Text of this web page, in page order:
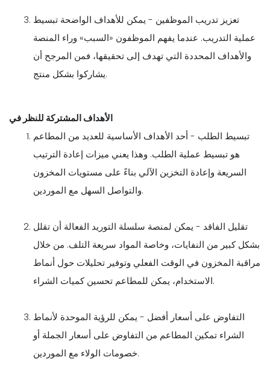
تعزيز تدريب الموظفين - يمكن للأهداف الواضحة تبسيط
عملية التدريب. عندما يفهم الموظفون «السبب» وراء المنصة
والأهداف المحددة التي تهدف إلى تحقيقها، فمن المرجح أن
يشاركوا بشكل منتج.
الأهداف المشتركة للنظر في
تبسيط الطلب - أحد الأهداف الأساسية للعديد من المطاعم
هو تبسيط عملية الطلب. وهذا يعني ميزات إعادة الترتيب
السريعة وإعادة التخزين الآلي بناءً على مستويات المخزون
والتواصل السهل مع الموردين.
تقليل الفاقد - يمكن لمنصة سلسلة التوريد الفعالة أن تقلل
بشكل كبير من النفايات، وخاصة المواد سريعة التلف. من خلال
مراقبة المخزون في الوقت الفعلي وتوفير تحليلات حول أنماط
الاستخدام، يمكن للمطاعم تحسين كميات الشراء.
التفاوض على أسعار أفضل - يمكن للرؤية الموحدة لأنماط
الشراء تمكين المطاعم من التفاوض على أسعار الجملة أو
خصومات الولاء مع الموردين.